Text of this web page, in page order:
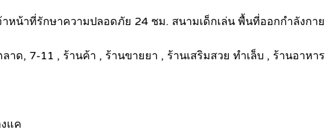
หน้าที่รักษาความปลอดภัย 24 ชม. สนามเด็กเล่น พื้นที่ออกกำลังกาย
ด, 7-11 , ร้านค้า , ร้านขายยา , ร้านเสริมสวย ทำเล็บ , ร้านอาหาร
แค